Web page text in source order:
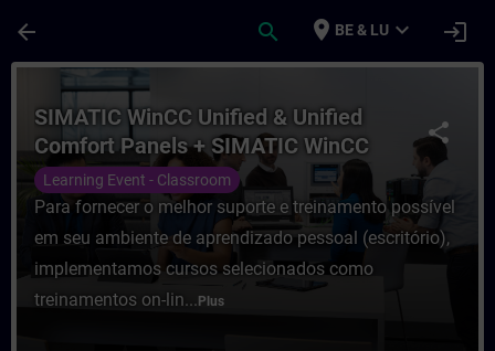
arrow_back search place BE & LU expand_more login
Cours - SIMATIC WinCC Unified &
share
SIMATIC WinCC Unified & Unified
Comfort Panels + SIMATIC WinCC
Unified para PC-Systems
Learning Event - Classroom
Para fornecer o melhor suporte e treinamento possível
em seu ambiente de aprendizado pessoal (escritório),
implementamos cursos selecionados como
treinamentos on-lin... Plus